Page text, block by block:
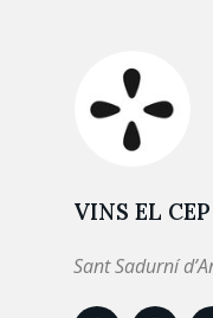
VINS EL CEP
Sant Sadurní